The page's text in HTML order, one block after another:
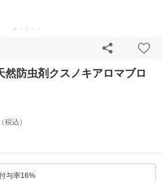
防虫剤クスノキアロマブロ
税込）
与率16%